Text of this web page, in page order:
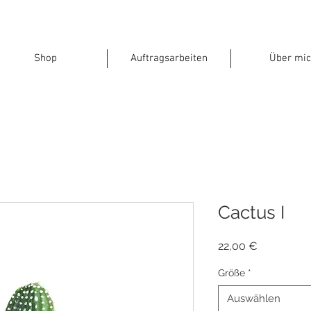
Shop Auftragsarbeiten Über
Cactus I
22,00 €
Größe *
Auswählen